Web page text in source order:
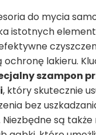
do mycia
istotnych
ochronę lakieru.
szampon
, który skutecznie
bez
są także